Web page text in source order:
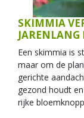
SKIMMIA
Een skimmia is
maar om de
gerichte
gezond houdt
rijke